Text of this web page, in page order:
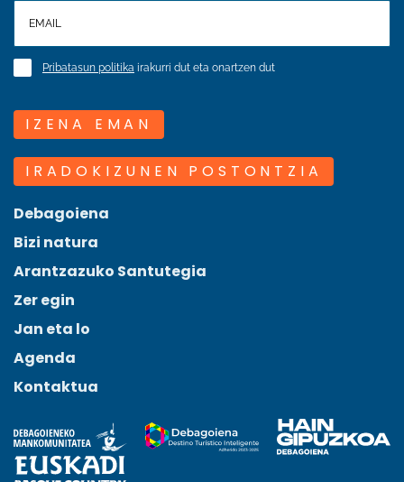
Pribatasun politika irakurri dut eta onartzen dut
IZENA EMAN
IRADOKIZUNEN POSTONTZIA
Debagoiena
Bizi natura
Arantzazuko Santutegia
Zer egin
Jan eta lo
Agenda
Kontaktua